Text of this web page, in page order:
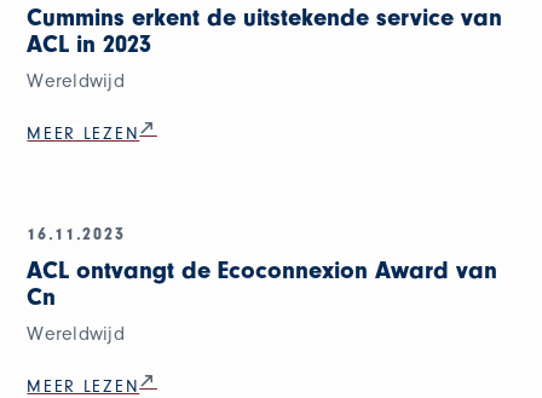
Cummins erkent de uitstekende service van
ACL in 2023
Wereldwijd
MEER LEZEN
16.11.2023
ACL ontvangt de Ecoconnexion Award van
Cn
Wereldwijd
MEER LEZEN